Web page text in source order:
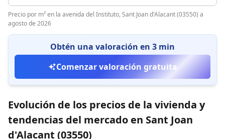
Precio por m² en la avenida del Instituto, Sant Joan d'Alacant (03550) a
agosto de 2026
Obtén una valoración en 3 min
Comenzar valoración gratuita
Evolución de los precios de la vivienda y
tendencias del mercado en Sant Joan
d'Alacant (03550)